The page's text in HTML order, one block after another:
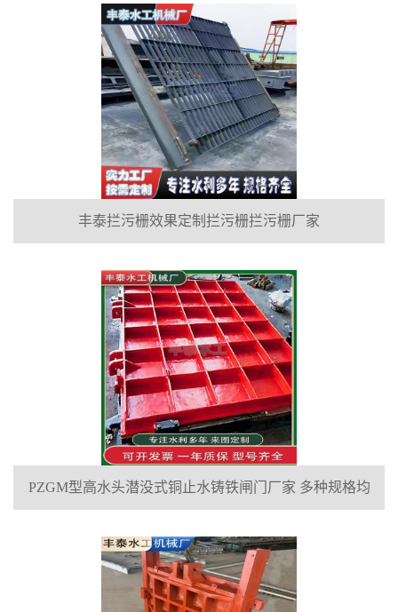
丰泰拦污栅效果定制拦污栅拦污栅厂家
PZGM型高水头潜没式铜止水铸铁闸门厂家 多种规格均